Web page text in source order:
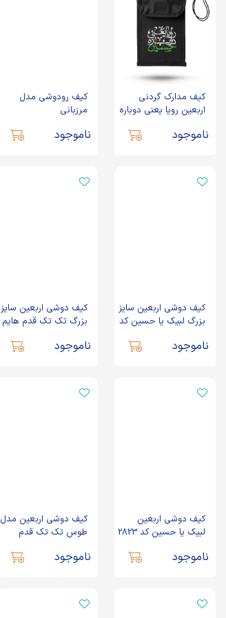
کیف مدارک گردنی
اربعین رویا یعنی دوباره
ناموجود
کیف رودوشی مدل
مرزبانی
ناموجود
کیف دوشی اربعین سایز
بزرگ لبیک یا حسین کد
ناموجود
کیف دوشی اربعین سایز
بزرگ تک تک قدم هایم
کد 2920
ناموجود
کیف دوشی اربعین
لبیک یا حسین کد 2823
ناموجود
کیف دوشی اربعین مدل
طوس تک تک قدم
کنم کد 2921
ناموجود